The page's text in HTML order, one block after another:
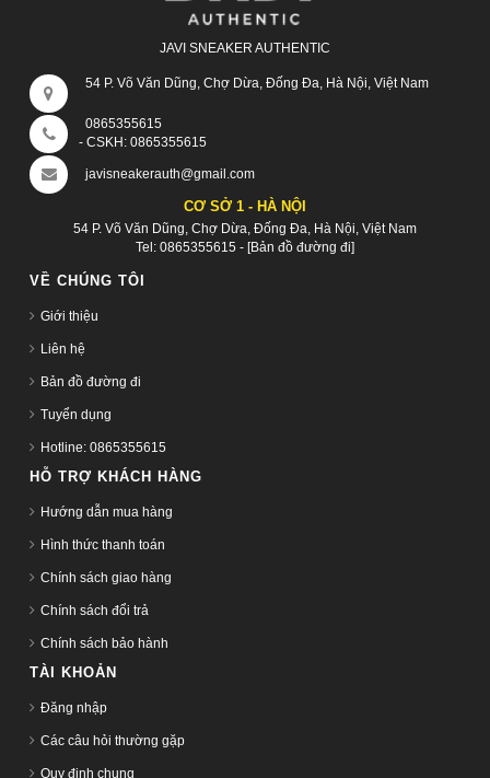
JAVI SNEAKER AUTHENTIC
54 P. Võ Văn Dũng, Chợ Dừa, Đống Đa, Hà Nội, Việt Nam
0865355615
- CSKH: 0865355615
javisneakerauth@gmail.com
CƠ SỞ 1 - HÀ NỘI
54 P. Võ Văn Dũng, Chợ Dừa, Đống Đa, Hà Nội, Việt Nam
Tel: 0865355615 - [Bản đồ đường đi]
VỀ CHÚNG TÔI
Giới thiệu
Liên hệ
Bản đồ đường đi
Tuyển dụng
Hotline: 0865355615
HỖ TRỢ KHÁCH HÀNG
Hướng dẫn mua hàng
Hình thức thanh toán
Chính sách giao hàng
Chính sách đổi trả
Chính sách bảo hành
TÀI KHOẢN
Đăng nhập
Các câu hỏi thường gặp
Quy định chung